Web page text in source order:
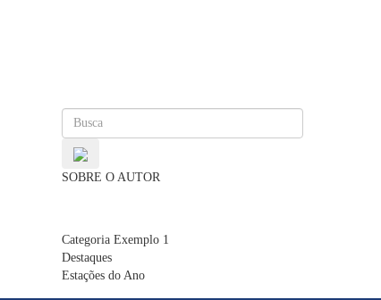
SOBRE O AUTOR
Categoria Exemplo 1
Destaques
Estações do Ano